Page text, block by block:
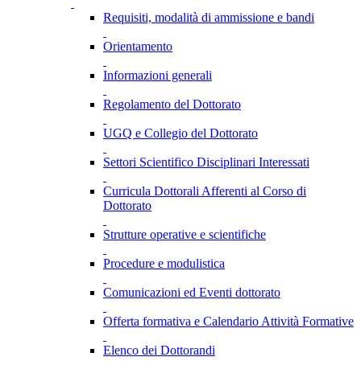
Requisiti, modalità di ammissione e bandi
Orientamento
Informazioni generali
Regolamento del Dottorato
UGQ e Collegio del Dottorato
Settori Scientifico Disciplinari Interessati
Curricula Dottorali Afferenti al Corso di
Dottorato
Strutture operative e scientifiche
Procedure e modulistica
Comunicazioni ed Eventi dottorato
Offerta formativa e Calendario Attività Formative
Elenco dei Dottorandi